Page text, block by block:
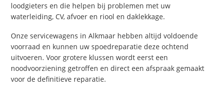
loodgieters en die helpen bij problemen met uw
waterleiding, CV, afvoer en riool en daklekkage.
Onze servicewagens in Alkmaar hebben altijd voldoende
voorraad en kunnen uw spoedreparatie deze ochtend
uitvoeren. Voor grotere klussen wordt eerst een
noodvoorziening getroffen en direct een afspraak gemaakt
voor de definitieve reparatie.